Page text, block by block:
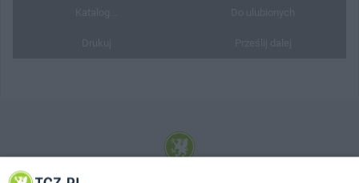
© 2001-2026 Tczew - TCZ.PL Sp. z o.o. Internetowy Serwis Informacyjny Miasta